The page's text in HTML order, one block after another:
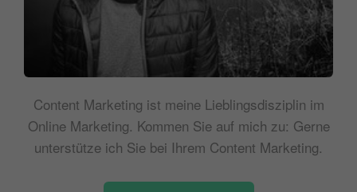
Content Marketing ist meine Lieblingsdisziplin im
Online Marketing. Kommen Sie auf mich zu: Gerne
unterstütze ich Sie bei Ihrem Content Marketing.